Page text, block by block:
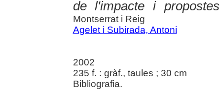
de l'impacte i
Montserrat i Reig
Agelet i Subirada, Antoni
2002
235 f. : gràf., taules ; 30 cm
Bibliografia.